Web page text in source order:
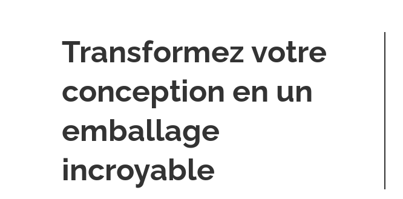
Transformez votre
conception en un
emballage
incroyable